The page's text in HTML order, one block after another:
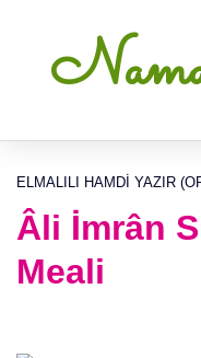
ELMALILI HAMDI YAZIR
Âli İmrân
Meali